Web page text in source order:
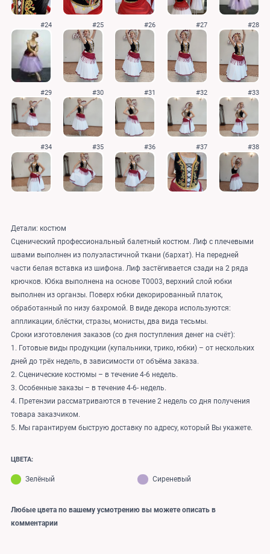
#24 #25 #26 #27 #28
#29 #30 #31 #32 #33
#34 #35 #36 #37 #38
Детали: костюм
Сценический профессиональный балетный костюм. Лиф с плечевыми
швами выполнен из полуэластичной ткани (бархат). На передней
части белая вставка из шифона. Лиф застёгивается сзади на 2 ряда
крючков. Юбка выполнена на основе T0003, верхний слой юбки
выполнен из органзы. Поверх юбки декорированный платок,
обработанный по низу бахромой. В виде декора используются:
аппликации, блёстки, стразы, монисты, два вида тесьмы.
Сроки изготовления заказов (со дня поступления денег на счёт):
1. Готовые виды продукции (купальники, трико, юбки) – от нескольких
дней до трёх недель, в зависимости от объёма заказа.
2. Сценические костюмы – в течение 4-6 недель.
3. Особенные заказы – в течение 4-6- недель.
4. Претензии рассматриваются в течение 2 недель со дня получения
товара заказчиком.
5. Мы гарантируем быструю доставку по адресу, который Вы укажете.
ЦВЕТА:
Зелёный Сиреневый
Любые цвета по вашему усмотрению вы можете описать в
комментарии